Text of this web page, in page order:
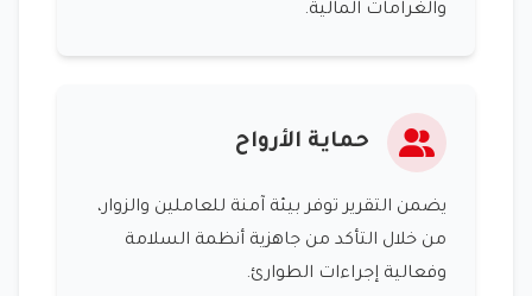
والغرامات المالية.
حماية الأرواح
يضمن التقرير توفر بيئة آمنة للعاملين والزوار،
من خلال التأكد من جاهزية أنظمة السلامة
وفعالية إجراءات الطوارئ.